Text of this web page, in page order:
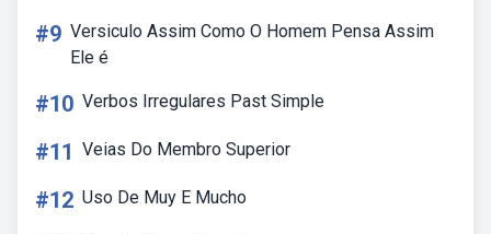
#9 Versiculo Assim Como O Homem Pensa Assim
Ele é
#10 Verbos Irregulares Past Simple
#11 Veias Do Membro Superior
#12 Uso De Muy E Mucho